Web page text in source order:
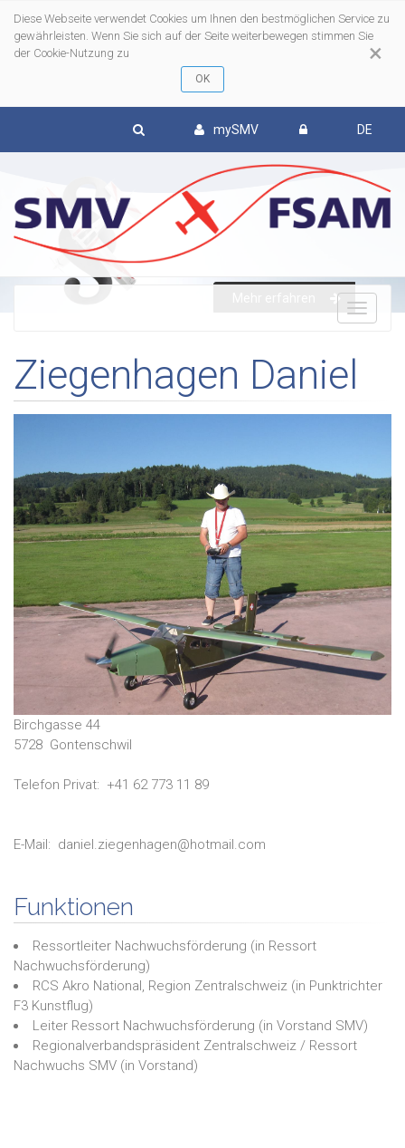
×
Diese Webseite verwendet Cookies um Ihnen den bestmöglichen Service zu
gewährleisten. Wenn Sie sich auf der Seite weiterbewegen stimmen Sie
der Cookie-Nutzung zu
mySMV DE
Ziegenhagen Daniel
Birchgasse 44
5728 Gontenschwil
Telefon Privat: +41 62 773 11 89
E-Mail: daniel.ziegenhagen@hotmail.com
Funktionen
Ressortleiter Nachwuchsförderung (in Ressort
Nachwuchsförderung)
RCS Akro National, Region Zentralschweiz (in Punktrichter
F3 Kunstflug)
Leiter Ressort Nachwuchsförderung (in Vorstand SMV)
Regionalverbandspräsident Zentralschweiz / Ressort
Nachwuchs SMV (in Vorstand)